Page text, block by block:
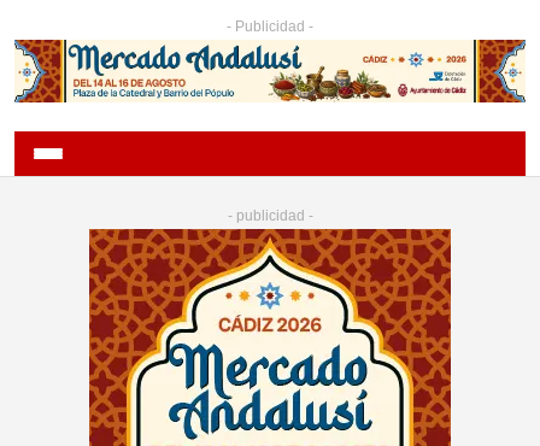
- Publicidad -
- publicidad -